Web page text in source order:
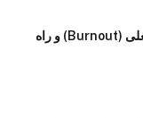
نشانه های فرسودگی شغلی (Burnout) و راه